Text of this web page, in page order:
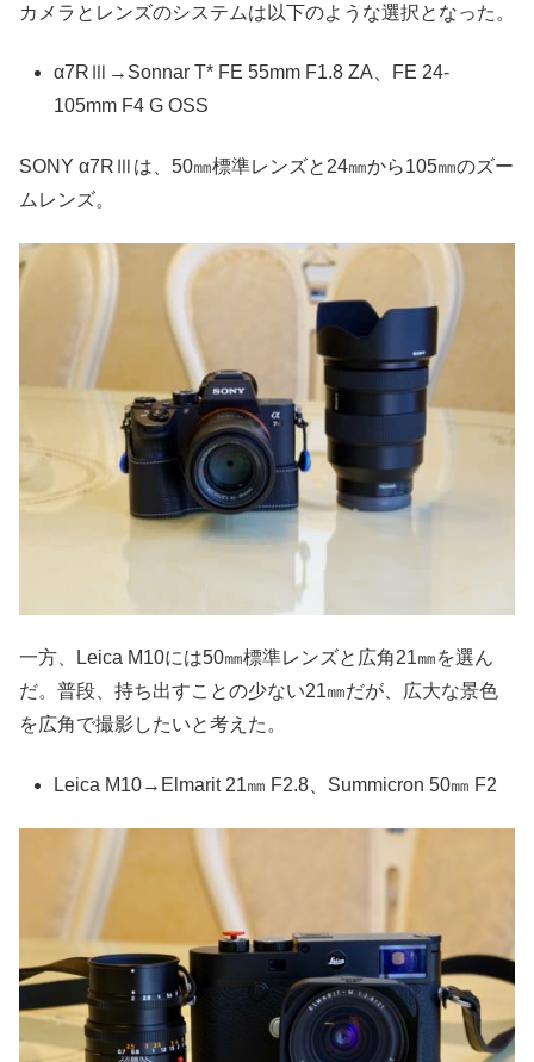
カメラとレンズのシステムは以下のような選択となった。
α7RⅢ→Sonnar T* FE 55mm F1.8 ZA、FE 24-
105mm F4 G OSS
SONY α7RⅢは、50㎜標準レンズと24㎜から105㎜のズー
ムレンズ。
一方、Leica M10には50㎜標準レンズと広角21㎜を選ん
だ。普段、持ち出すことの少ない21㎜だが、広大な景色
を広角で撮影したいと考えた。
Leica M10→Elmarit 21㎜ F2.8、Summicron 50㎜ F2